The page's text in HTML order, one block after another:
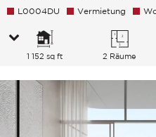
L0004DU Vermietung
1 152 sq ft 2 Räume